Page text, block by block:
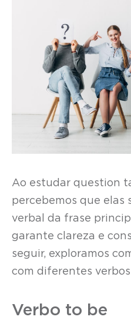
Ao estudar question
percebemos que elas
verbal da frase
garante clareza e
seguir, exploramos
com diferentes
Verbo to be